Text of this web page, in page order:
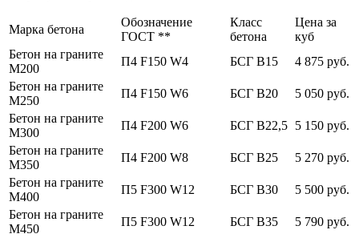
Марка бетона
Обозначение
ГОСТ **
Класс
бетона
Цена за
куб
Бетон на граните
М200
П4 F150 W4 БСГ В15
4 875 руб.
Бетон на граните
М250
П4 F150 W6 БСГ В20
5 050 руб.
Бетон на граните
М300
П4 F200 W6 БСГ В22,5 5 150 руб.
Бетон на граните
М350
П4 F200 W8 БСГ В25
5 270 руб.
Бетон на граните
М400
П5 F300 W12 БСГ В30
5 500 руб.
Бетон на граните
М450
П5 F300 W12 БСГ В35
5 790 руб.